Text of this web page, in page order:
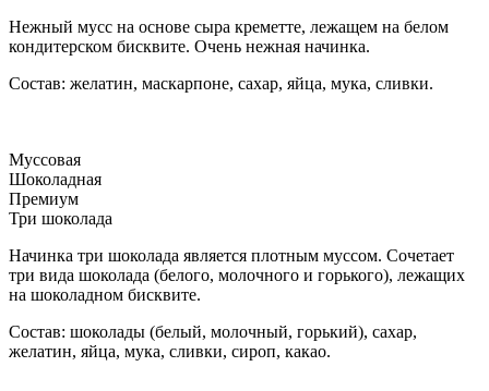
Нежный мусс на основе сыра креметте, лежащем на белом
кондитерском бисквите. Очень нежная начинка.
Состав: желатин, маскарпоне, сахар, яйца, мука, сливки.
Муссовая
Шоколадная
Премиум
Три шоколада
Начинка три шоколада является плотным муссом. Сочетает
три вида шоколада (белого, молочного и горького), лежащих
на шоколадном бисквите.
Состав: шоколады (белый, молочный, горький), сахар,
желатин, яйца, мука, сливки, сироп, какао.